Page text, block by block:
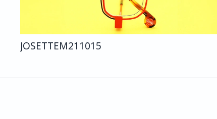
JOSETTEM211015